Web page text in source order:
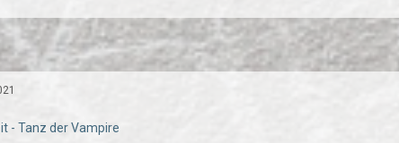
- Tanz der Vampire